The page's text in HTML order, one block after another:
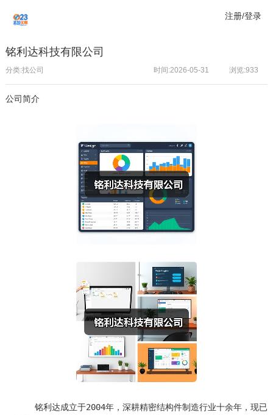
注册/登录
铭利达科技有限公司
分类:找公司 浏览:933
时间:2026-05-31
公司简介
铭利达成立于2004年，深耕精密结构件制造行业十余年，现已